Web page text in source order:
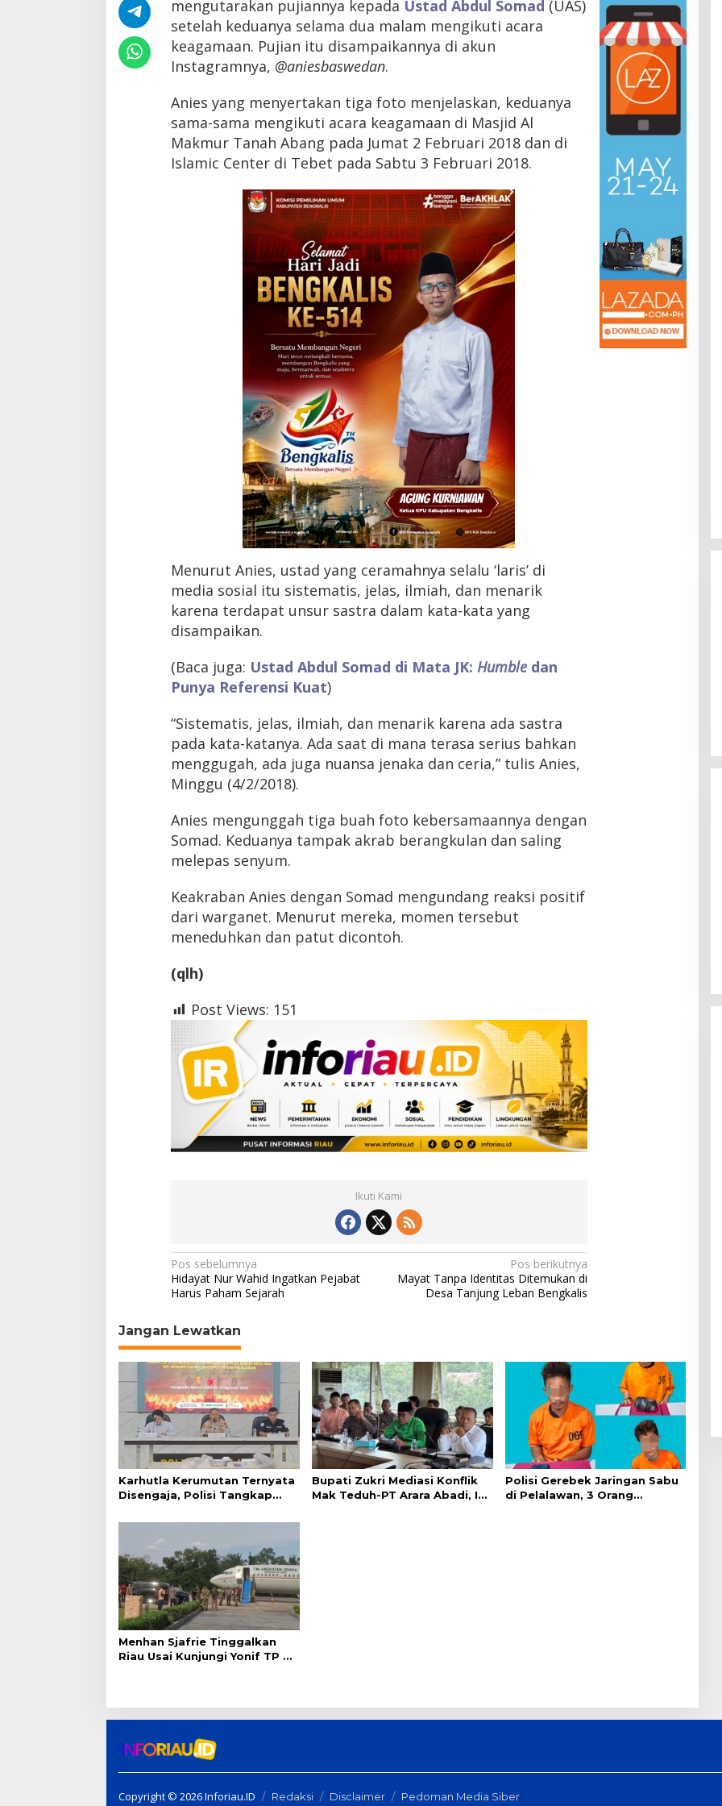
b
d
l
S
a
d
S
i
s
a
d
K
a
-
k
t
a
n
y
a
mengutarakan pujiannya kepada Ustad Abdul Somad (UAS)
setelah keduanya selama dua malam mengikuti acara
keagamaan. Pujian itu disampaikannya di akun
Instagramnya, @aniesbaswedan.
Anies yang menyertakan tiga foto menjelaskan, keduanya
sama-sama mengikuti acara keagamaan di Masjid Al
Makmur Tanah Abang pada Jumat 2 Februari 2018 dan di
Islamic Center di Tebet pada Sabtu 3 Februari 2018.
Menurut Anies, ustad yang ceramahnya selalu ‘laris’ di
media sosial itu sistematis, jelas, ilmiah, dan menarik
karena terdapat unsur sastra dalam kata-kata yang
disampaikan.
(Baca juga: Ustad Abdul Somad di Mata JK: Humbledan
Punya Referensi Kuat)
“Sistematis, jelas, ilmiah, dan menarik karena ada sastra
pada kata-katanya. Ada saat di mana terasa serius bahkan
menggugah, ada juga nuansa jenaka dan ceria,” tulis Anies,
Minggu (4/2/2018).
Anies mengunggah tiga buah foto kebersamaannya dengan
Somad. Keduanya tampak akrab berangkulan dan saling
melepas senyum.
Keakraban Anies dengan Somad mengundang reaksi positif
dari warganet. Menurut mereka, momen tersebut
meneduhkan dan patut dicontoh.
(qlh)
Post Views: 151
Ikuti Kami
N
a
i
g
a
s
i
p
o
s
Pos sebelumnya
Hidayat Nur Wahid Ingatkan Pejabat
Harus Paham Sejarah
Pos berikutnya
Mayat Tanpa Identitas Ditemukan di
Desa Tanjung Leban Bengkalis
Jangan Lewatkan
Karhutla Kerumutan Ternyata
Disengaja, Polisi Tangkap
Bupati Zukri Mediasi Konflik
Mak Teduh-PT Arara Abadi, Ini
Polisi Gerebek Jaringan Sabu
di Pelalawan, 3 Orang
Menhan Sjafrie Tinggalkan
Riau Usai Kunjungi Yonif TP di
HMI Pelalawan “Semprot”
Copyright © 2026 Inforiau.ID Redaksi Disclaimer Pedoman Media Siber